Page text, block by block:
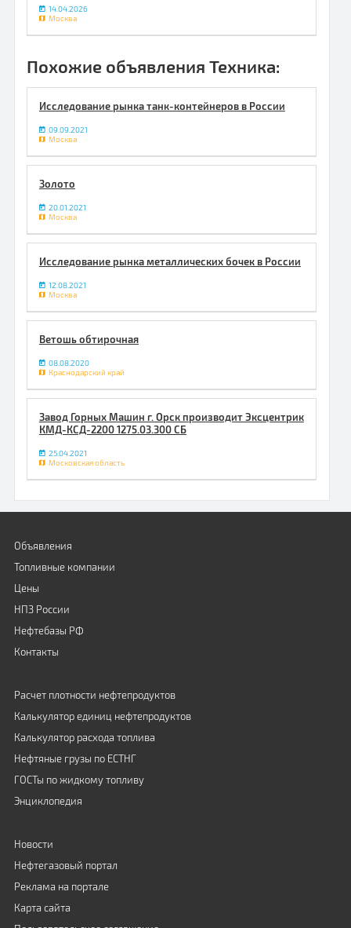
14.04.2026
Москва
Похожие объявления Техника:
Исследование рынка танк-контейнеров в России
09.09.2021
Москва
Золото
20.01.2021
Москва
Исследование рынка металлических бочек в России
12.08.2021
Москва
Ветошь обтирочная
08.08.2020
Краснодарский край
Завод Горных Машин г. Орск производит Эксцентрик
КМД-КСД-2200 1275.03.300 СБ
25.04.2021
Московская область
Объявления
Топливные компании
Цены
НПЗ России
Нефтебазы РФ
Контакты
Расчет плотности нефтепродуктов
Калькулятор единиц нефтепродуктов
Калькулятор расхода топлива
Нефтяные грузы по ЕСТНГ
ГОСТы по жидкому топливу
Энциклопедия
Новости
Нефтегазовый портал
Реклама на портале
Карта сайта